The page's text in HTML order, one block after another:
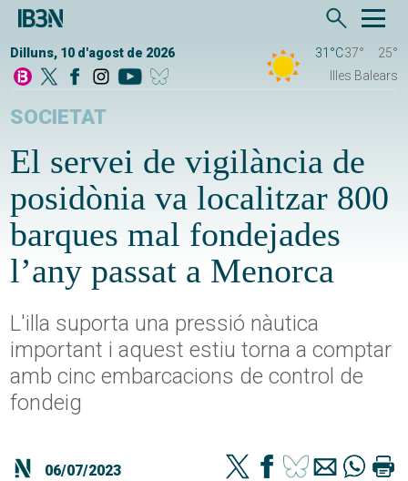
Dilluns, 10 d'agost de 2026 31°C37°
25°
Illes Balears
SOCIETAT
El servei de vigilància de
posidònia va localitzar 800
barques mal fondejades
l’any passat a Menorca
L'illa suporta una pressió nàutica
important i aquest estiu torna a comptar
amb cinc embarcacions de control de
fondeig
06/07/2023